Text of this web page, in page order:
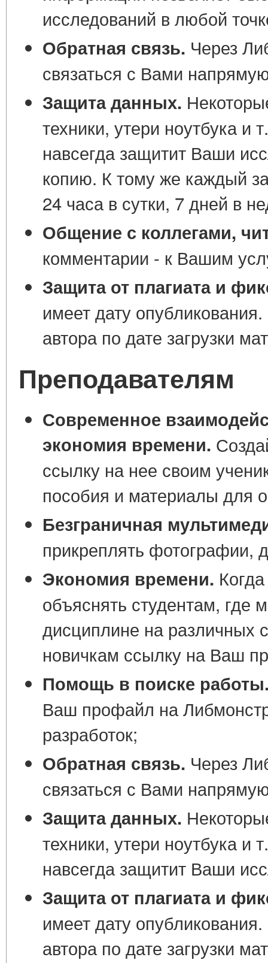
исследований в любой
Обратная связь. Через
связаться с Вами
Защита данных.
техники, утери ноутбука и
навсегда защитит Ваши
копию. К тому же каждый
24 часа в сутки, 7 дней в
Общение с коллегами,
комментарии - к Вашим
Защита от плагиата и
имеет дату
автора по дате загрузки
Преподавателям
Современное
экономия времени.
ссылку на нее своим
пособия и материалы для
Безграничная
прикреплять фотографии,
Экономия времени.
объяснять студентам,
дисциплине на различных
новичкам ссылку на Ваш
Помощь в поиске
Ваш профайл на
разработок;
Обратная связь. Через
связаться с Вами
Защита данных.
техники, утери ноутбука и
навсегда защитит Ваши
Защита от плагиата и
имеет дату
автора по дате загрузки